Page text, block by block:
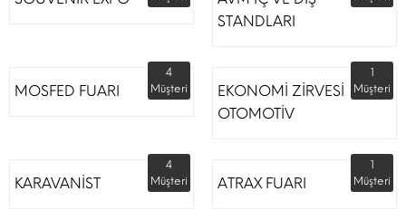
STANDLARI
MOSFED FUARI
4
Müşteri
EKONOMİ ZİRVESİ
OTOMOTİV
1
Müşteri
KARAVANİST
4
Müşteri
ATRAX FUARI
1
Müşteri